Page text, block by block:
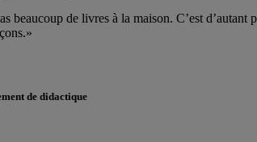
beaucoup de livres à la maison. C’est
de didactique